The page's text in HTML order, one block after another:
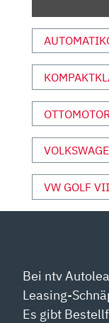
VORSTELLUNG
MIT
SEBASTIAN
FRIEMEL“
YOUTUBE
ANZEIGEN
OTTOMOTOR
VW GOLF
Bei ntv
Leasing-
Es gibt